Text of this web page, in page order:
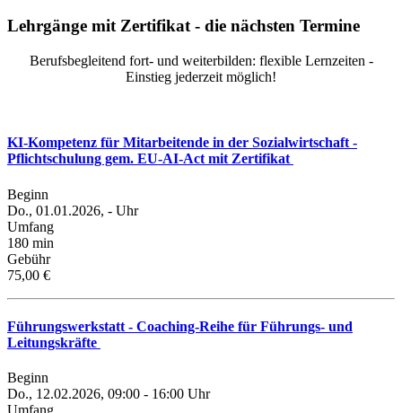
Lehrgänge mit Zertifikat - die nächsten Termine
Berufsbegleitend fort- und weiterbilden: flexible Lernzeiten -
Einstieg jederzeit möglich!
KI-Kompetenz für Mitarbeitende in der Sozialwirtschaft -
Pflichtschulung gem. EU-AI-Act mit Zertifikat
Beginn
Do., 01.01.2026, - Uhr
Umfang
180 min
Gebühr
75,00 €
Führungswerkstatt - Coaching-Reihe für Führungs- und
Leitungskräfte
Beginn
Do., 12.02.2026, 09:00 - 16:00 Uhr
Umfang